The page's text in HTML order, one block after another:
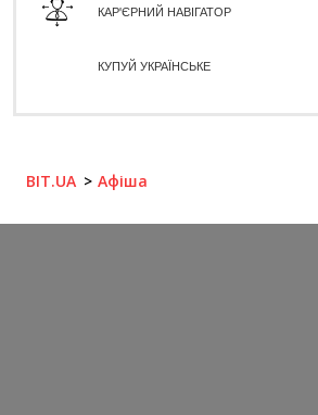
КАР'ЄРНИЙ НАВІГАТОР
КУПУЙ УКРАЇНСЬКЕ
BIT.UA Афіша